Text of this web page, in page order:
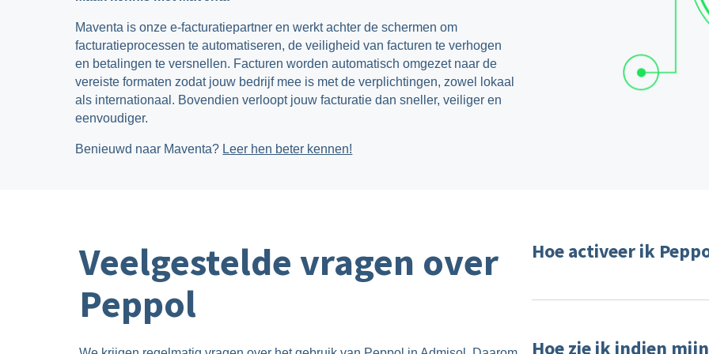
Maventa is onze e-facturatiepartner en werkt achter de schermen om
facturatieprocessen te automatiseren, de veiligheid van facturen te verhogen
en betalingen te versnellen. Facturen worden automatisch omgezet naar de
vereiste formaten zodat jouw bedrijf mee is met de verplichtingen, zowel lokaal
als internationaal. Bovendien verloopt jouw facturatie dan sneller, veiliger en
eenvoudiger.
Benieuwd naar Maventa? Leer hen beter kennen!
Veelgestelde vragen over
Peppol
Hoe activeer ik
deze en pas ze indien nodig
Hoe zie ik indien